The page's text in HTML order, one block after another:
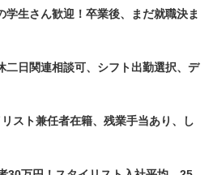
学生さん歓迎！卒業後、まだ就職決ま
二日関連相談可、シフト出勤選択、デ
スト兼任者在籍、残業手当あり、し